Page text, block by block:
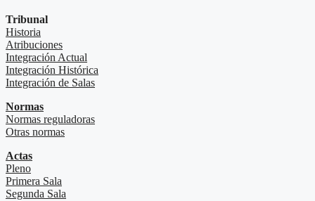
Tribunal
Historia
Atribuciones
Integración Actual
Integración Histórica
Integración de Salas
Normas
Normas reguladoras
Otras normas
Actas
Pleno
Primera Sala
Segunda Sala